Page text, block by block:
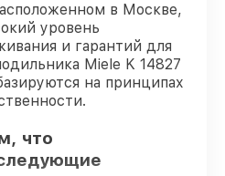
в Москве,
уровень
и гарантий для
Miele K 14827
на принципах
что